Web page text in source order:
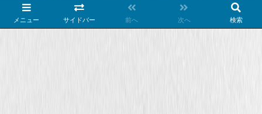
メニュー サイドバー 前へ 次へ 検索